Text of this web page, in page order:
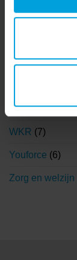
Salaris(180)
Visma|Raet(4)
Wetgeving(99)
WKR (7)
Youforce (6)
Zorg en welzijn